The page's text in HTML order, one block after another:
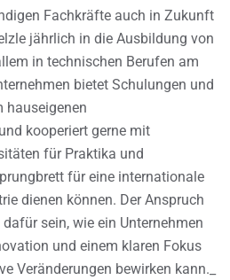
Fachkräfte auch in Zukunft
jährlich in die Ausbildung von
in technischen Berufen am
bietet Schulungen und
hauseigenen
kooperiert gerne mit
für Praktika und
für eine internationale
dienen können. Der Anspruch
sein, wie ein Unternehmen
und einem klaren Fokus
Veränderungen bewirken kann._